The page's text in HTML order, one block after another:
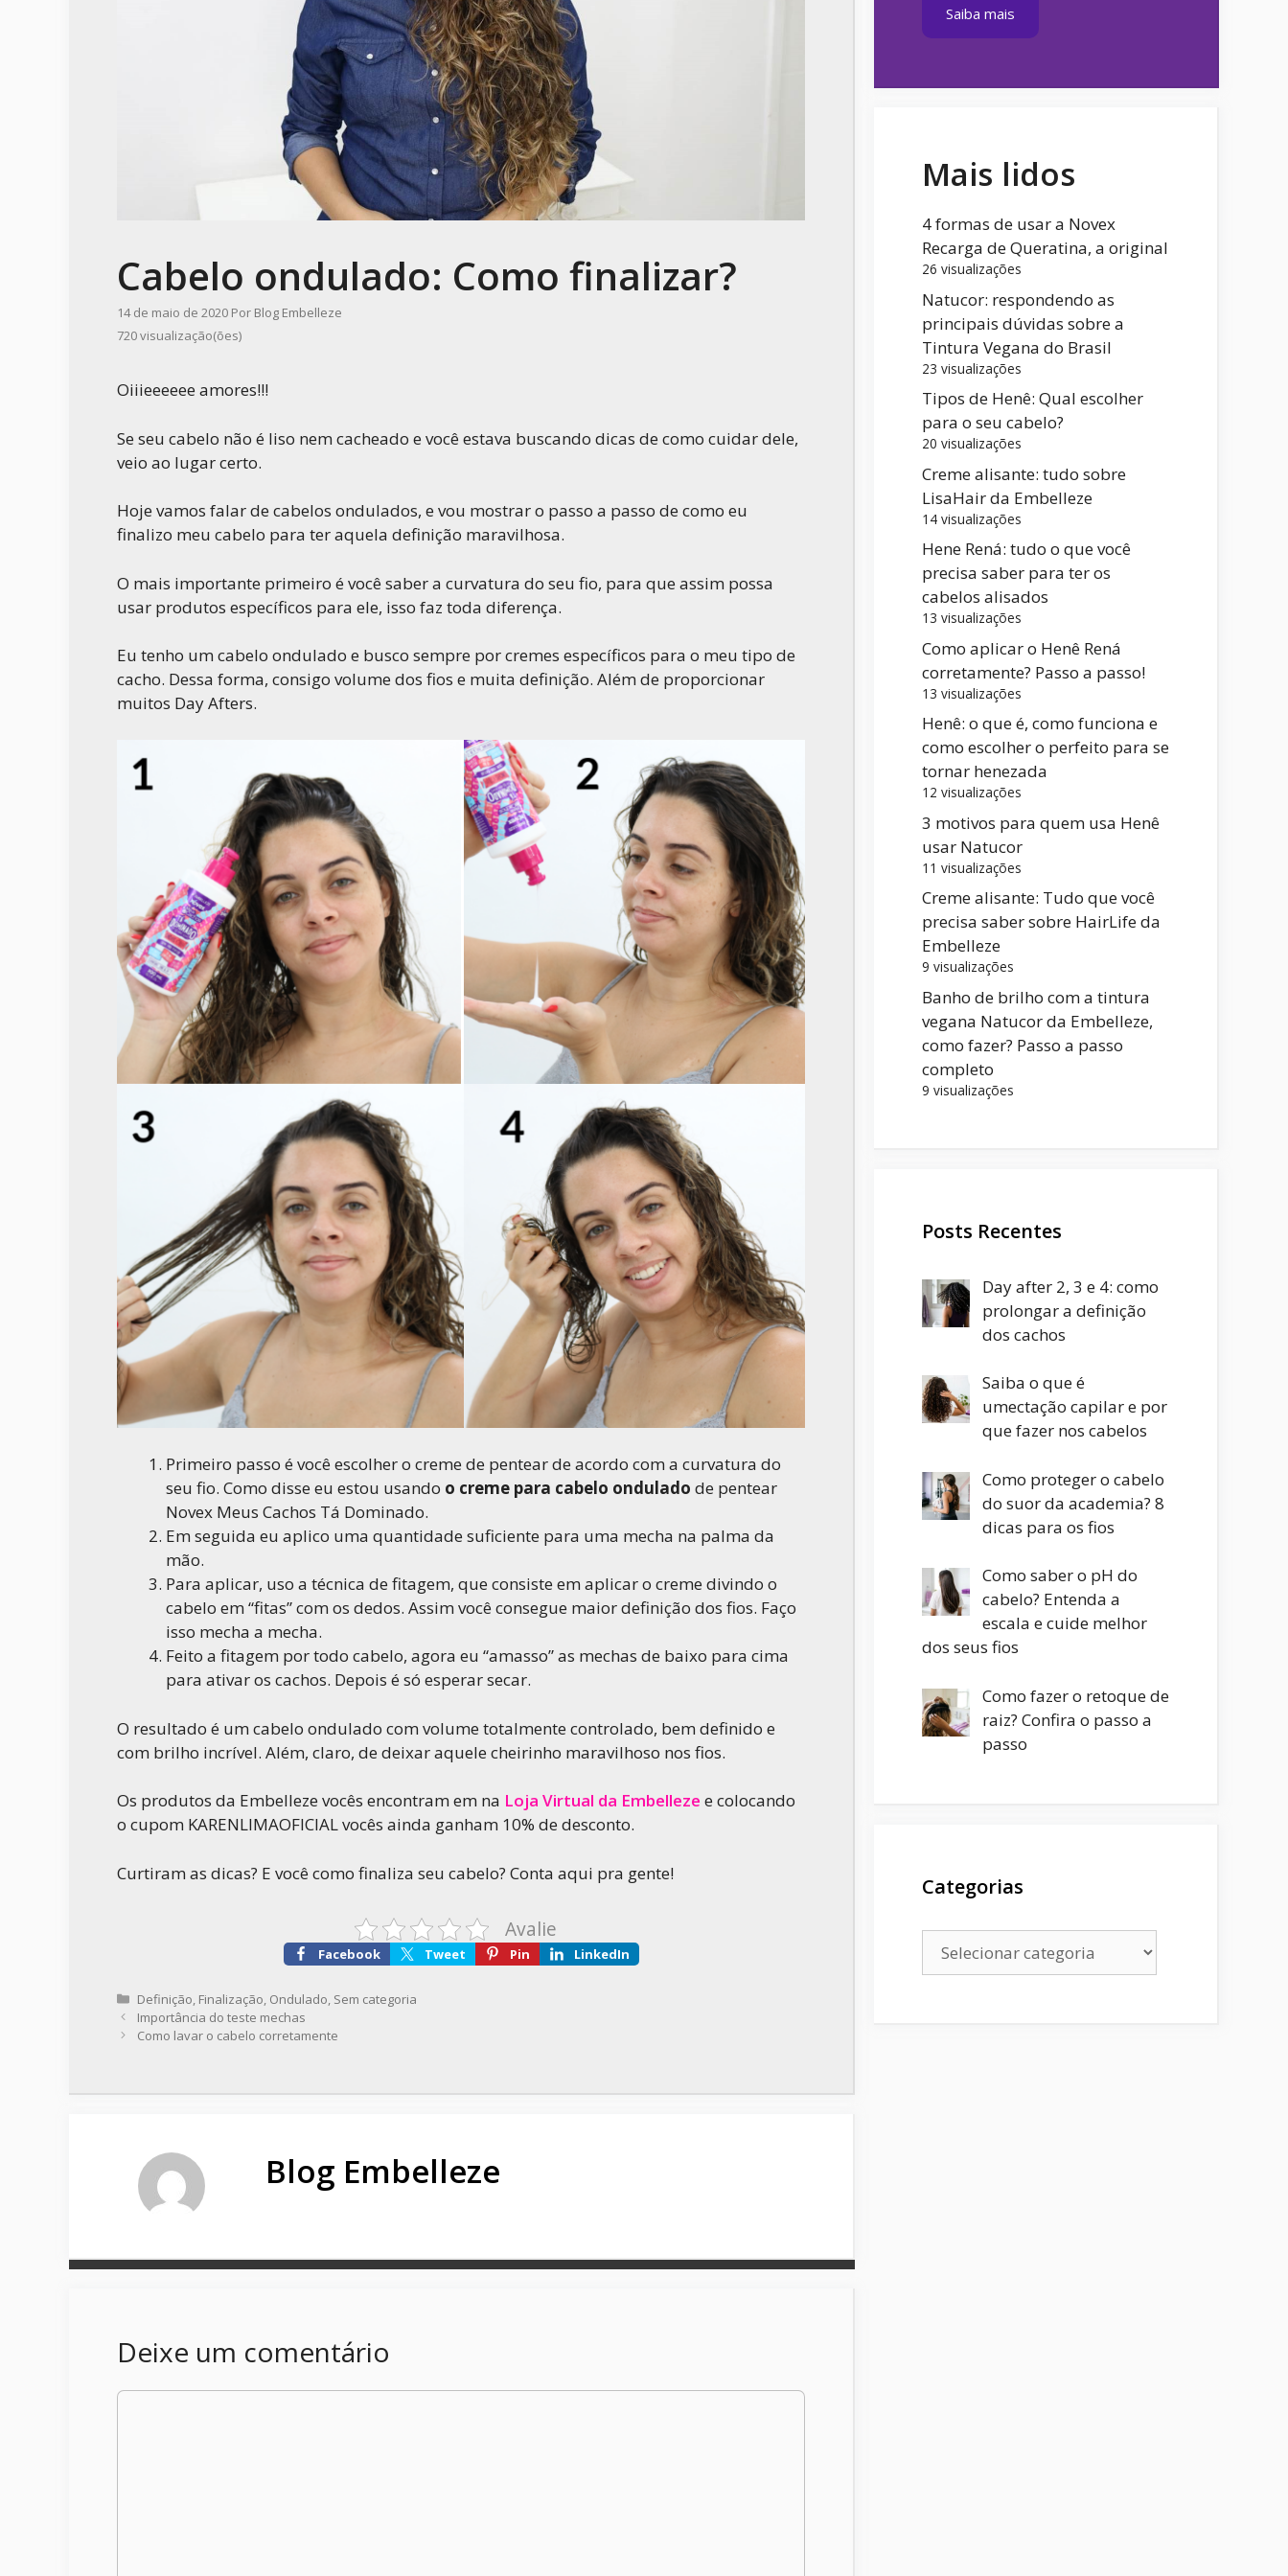
Cabelo ondulado: Como finalizar?
14 de maio de 2020 Por Blog Embelleze
720 visualização(ões)
Oiiieeeeee amores!!!
Se seu cabelo não é liso nem cacheado e você estava buscando dicas de como cuidar dele,
veio ao lugar certo.
Hoje vamos falar de cabelos ondulados, e vou mostrar o passo a passo de como eu
finalizo meu cabelo para ter aquela definição maravilhosa.
O mais importante primeiro é você saber a curvatura do seu fio, para que assim possa
usar produtos específicos para ele, isso faz toda diferença.
Eu tenho um cabelo ondulado e busco sempre por cremes específicos para o meu tipo de
cacho. Dessa forma, consigo volume dos fios e muita definição. Além de proporcionar
muitos Day Afters.
Primeiro passo é você escolher o creme de pentear de acordo com a curvatura do
seu fio. Como disse eu estou usando o creme para cabelo ondulado de pentear
Novex Meus Cachos Tá Dominado.
Em seguida eu aplico uma quantidade suficiente para uma mecha na palma da
mão.
Para aplicar, uso a técnica de fitagem, que consiste em aplicar o creme divindo o
cabelo em “fitas” com os dedos. Assim você consegue maior definição dos fios. Faço
isso mecha a mecha.
Feito a fitagem por todo cabelo, agora eu “amasso” as mechas de baixo para cima
para ativar os cachos. Depois é só esperar secar.
O resultado é um cabelo ondulado com volume totalmente controlado, bem definido e
com brilho incrível. Além, claro, de deixar aquele cheirinho maravilhoso nos fios.
Os produtos da Embelleze vocês encontram em na Loja Virtual da Embelleze e colocando
o cupom KARENLIMAOFICIAL vocês ainda ganham 10% de desconto.
Curtiram as dicas? E você como finaliza seu cabelo? Conta aqui pra gente!
Avalie
Facebook Tweet Pin LinkedIn
Categorias
Definição, Finalização, Ondulado, Sem categoria
Importância do teste mechas
Como lavar o cabelo corretamente
Blog Embelleze
Deixe um comentário
Comentário
Saiba mais
Mais lidos
4 formas de usar a Novex
Recarga de Queratina, a original
26 visualizações
Natucor: respondendo as
principais dúvidas sobre a
Tintura Vegana do Brasil
23 visualizações
Tipos de Henê: Qual escolher
para o seu cabelo?
20 visualizações
Creme alisante: tudo sobre
LisaHair da Embelleze
14 visualizações
Hene Rená: tudo o que você
precisa saber para ter os
cabelos alisados
13 visualizações
Como aplicar o Henê Rená
corretamente? Passo a passo!
13 visualizações
Henê: o que é, como funciona e
como escolher o perfeito para se
tornar henezada
12 visualizações
3 motivos para quem usa Henê
usar Natucor
11 visualizações
Creme alisante: Tudo que você
precisa saber sobre HairLife da
Embelleze
9 visualizações
Banho de brilho com a tintura
vegana Natucor da Embelleze,
como fazer? Passo a passo
completo
9 visualizações
Posts Recentes
Day after 2, 3 e 4: como
prolongar a definição
dos cachos
Saiba o que é
umectação capilar e por
que fazer nos cabelos
Como proteger o cabelo
do suor da academia? 8
dicas para os fios
Como saber o pH do
cabelo? Entenda a
escala e cuide melhor
dos seus fios
Como fazer o retoque de
raiz? Confira o passo a
passo
Categorias